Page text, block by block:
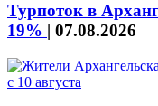
Турпоток в
19% | 07.08.2026